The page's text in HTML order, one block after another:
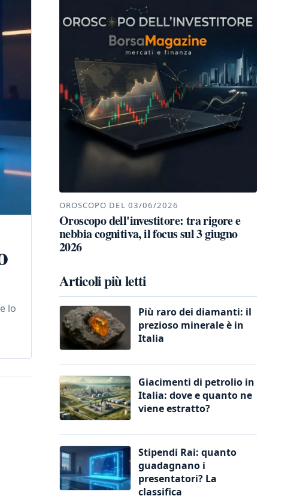
lo
OROSCOPO DEL 03/06/2026
Oroscopo dell'investitore: tra rigore e
nebbia cognitiva, il focus sul 3 giugno
2026
Articoli più letti
Più raro dei diamanti: il
prezioso minerale è in
Italia
Giacimenti di petrolio in
Italia: dove e quanto ne
viene estratto?
Stipendi Rai: quanto
guadagnano i
presentatori? La
classifica